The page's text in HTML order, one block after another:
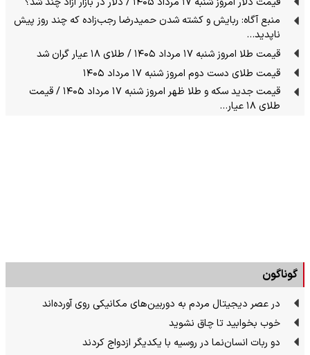
قیمت دلار امروز شنبه ۱۷ مرداد ۱۴۰۵ / دلار در بازار آزاد چند شد؟
منبع آگاه: ربایش و کشته شدن حمیدرضا رجب‌زاده که چند روز پیش
ناپدید…
قیمت طلا امروز شنبه ۱۷ مرداد ۱۴۰۵ / طلای ۱۸ عیار گران شد
قیمت طلای دست دوم امروز شنبه ۱۷ مرداد ۱۴۰۵
قیمت جدید سکه و طلا ظهر امروز شنبه ۱۷ مرداد ۱۴۰۵ / قیمت
طلای ۱۸ عیار…
گوناگون
در عصر دیجیتال مردم به دوربین‌های مکانیکی روی آورده‌اند
خوب بخوابید تا چاق نشوید
دو ربات انسان‌نما در روسیه با یکدیگر ازدواج کردند